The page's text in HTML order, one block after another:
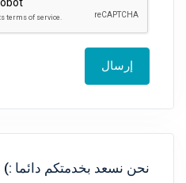
إرسال
نحن نسعد بخدمتكم دائما :)